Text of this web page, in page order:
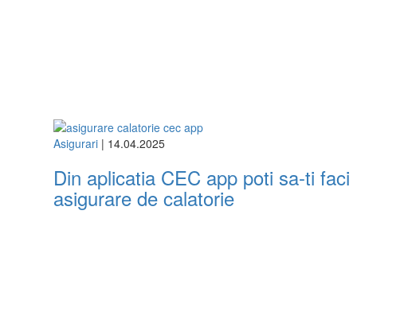
Asigurari| 14.04.2025
Din aplicatia CEC app poti sa-ti faci
asigurare de calatorie